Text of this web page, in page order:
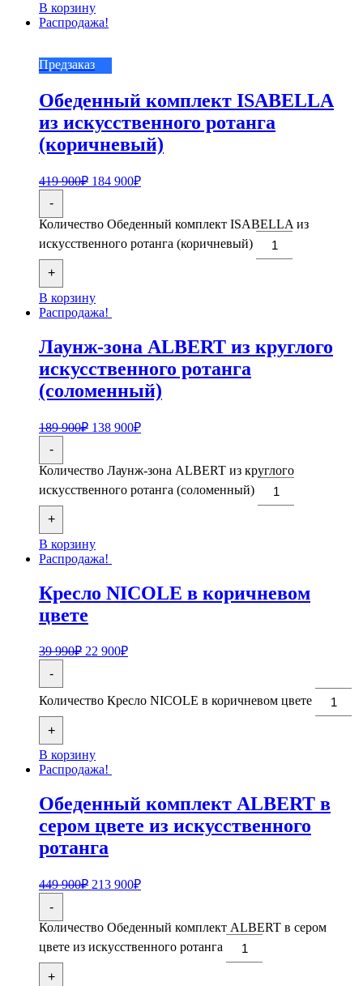
В корзину
Распродажа!
Предзаказ
Обеденный комплект ISABELLA
из искусственного ротанга
(коричневый)
419 900₽ 184 900₽
-
Количество Обеденный комплект ISABELLA из
искусственного ротанга (коричневый)
+
В корзину
Распродажа!
Лаунж-зона ALBERT из круглого
искусственного ротанга
(соломенный)
189 900₽ 138 900₽
-
Количество Лаунж-зона ALBERT из круглого
искусственного ротанга (соломенный)
+
В корзину
Распродажа!
Кресло NICOLE в коричневом
цвете
39 990₽ 22 900₽
-
Количество Кресло NICOLE в коричневом цвете
+
В корзину
Распродажа!
Обеденный комплект ALBERT в
сером цвете из искусственного
ротанга
449 900₽ 213 900₽
-
Количество Обеденный комплект ALBERT в сером
цвете из искусственного ротанга
+